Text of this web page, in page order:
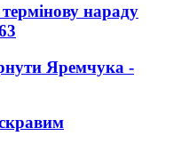
нараду
Яремчука -